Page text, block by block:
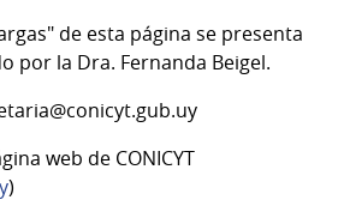
de esta página se presenta
por la Dra. Fernanda Beigel.
web de CONICYT
)